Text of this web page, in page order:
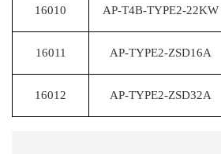
16010 AP-T4B-TYPE2-22KW
16011 AP-TYPE2-ZSD16A
16012 AP-TYPE2-ZSD32A